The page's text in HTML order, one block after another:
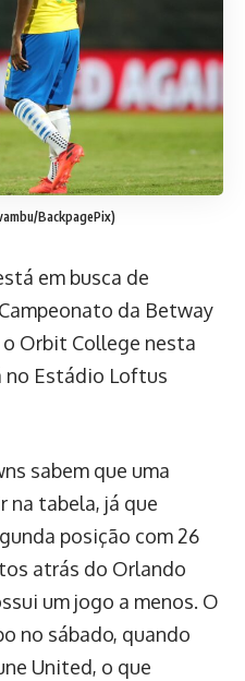
BackpagePix)
em busca de
da Betway
Orbit College nesta
no Estádio Loftus
sabem que uma
na tabela, já que
posição com 26
atrás do Orlando
um jogo a menos. O
no sábado, quando
United, o que